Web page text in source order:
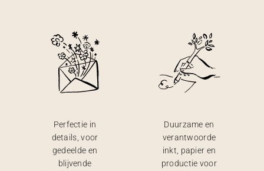
Perfectie in
details, voor
gedeelde en
blijvende
Duurzame en
verantwoorde
inkt, papier en
productie voor